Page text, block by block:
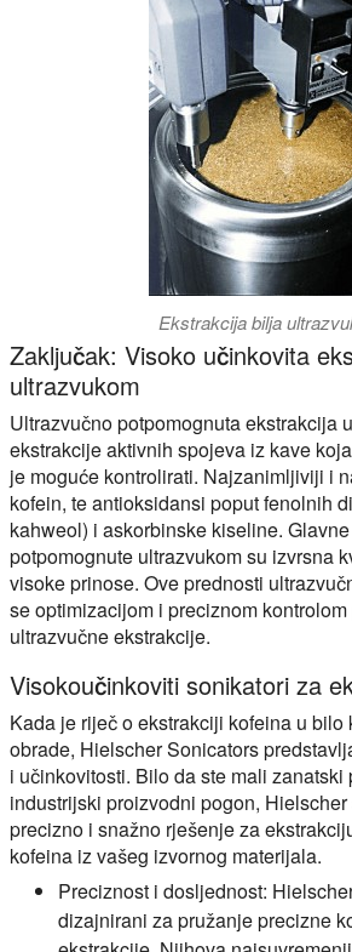
Ekstrakcija bilja
Zaključak: Visoko učinkovita
ultrazvukom
Ultrazvučno potpomognuta ekstrakcija
ekstrakcije aktivnih spojeva iz kave
je moguće kontrolirati. Najzanimljiviji i
kofein, te antioksidansi poput fenolnih
kahweol) i askorbinske kiseline.
potpomognute ultrazvukom su izvrsna
visoke prinose. Ove prednosti
se optimizacijom i preciznom
ultrazvučne ekstrakcije.
Visokoučinkoviti sonikatori za
Kada je riječ o ekstrakciji kofeina u bilo
obrade, Hielscher Sonicators
i učinkovitosti. Bilo da ste mali
industrijski proizvodni pogon,
precizno i snažno rješenje za
kofeina iz vašeg izvornog materijala.
Preciznost i dosljednost:
dizajnirani za pružanje precizne